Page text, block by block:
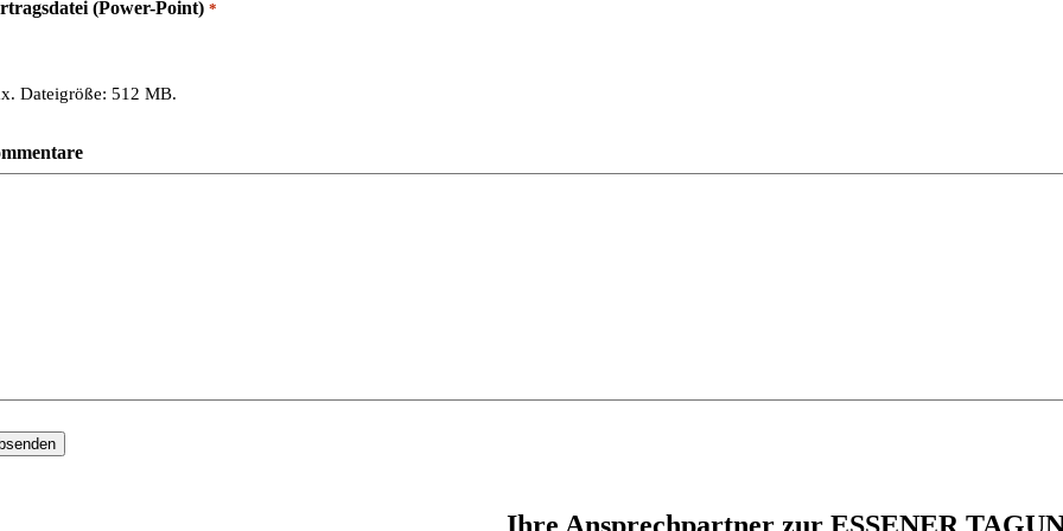
(Power-Point) *
Dateigröße: 512 MB.